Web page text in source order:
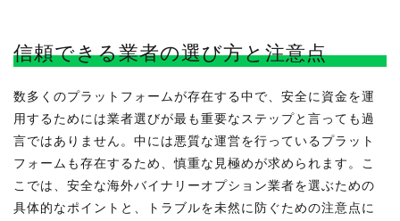
信頼できる業者の選び方と注意点
数多くのプラットフォームが存在する中で、安全に資金を運
用するためには業者選びが最も重要なステップと言っても過
言ではありません。中には悪質な運営を行っているプラット
フォームも存在するため、慎重な見極めが求められます。こ
こでは、安全な海外バイナリーオプション業者を選ぶための
具体的なポイントと、トラブルを未然に防ぐための注意点に